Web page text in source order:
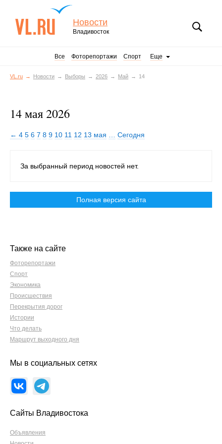
Новости
Владивосток
Все Фоторепортажи Спорт Еще
VL.ru Новости Выборы 2026 Май 14
14 мая 2026
← 4 5 6 7 8 9 10 11 12 13 мая Сегодня
За выбранный период новостей нет.
Полная версия сайта
Также на сайте
Фоторепортажи
Спорт
Экономика
Происшествия
Перекрытия дорог
Истории
Что делать
Маршрут выходного дня
Мы в социальных сетях
Сайты Владивостока
Объявления